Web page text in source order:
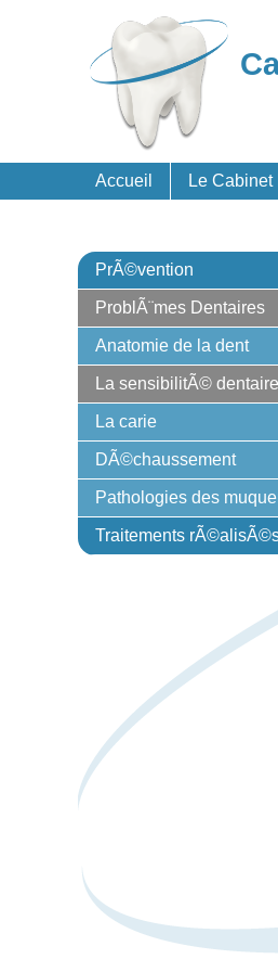
Accueil Le
PrÃ©vention
ProblÃ¨mes Dentaires
Anatomie de la dent
La sensibilitÃ© dentaire
La carie
DÃ©chaussement
Pathologies des
Traitements